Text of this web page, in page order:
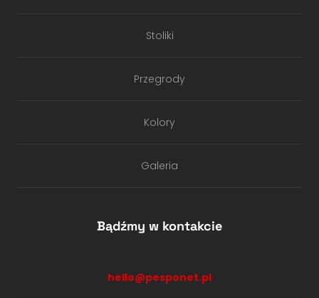
Stoliki
Przegrody
Kolory
Galeria
Bądźmy w kontakcie
hello@pesponet.pl